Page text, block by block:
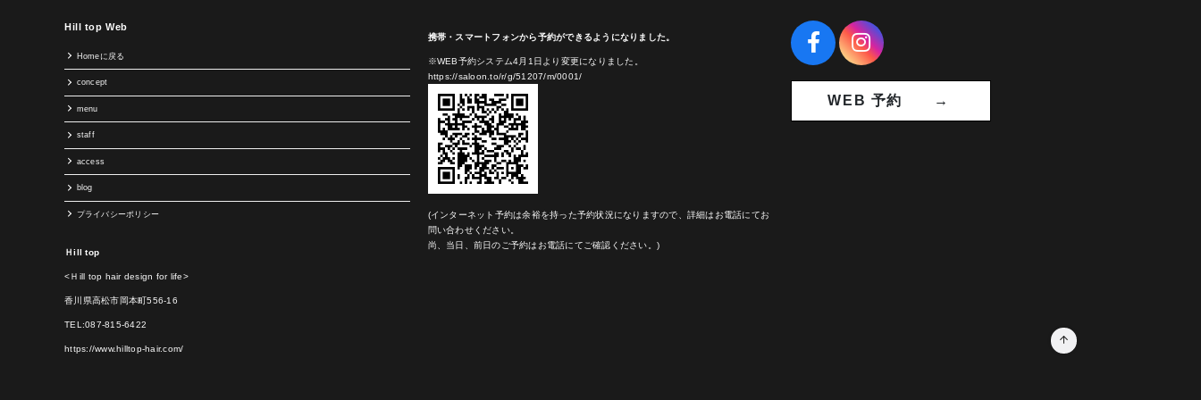
Hill top Web
Homeに戻る
concept
menu
staff
access
blog
プライバシーポリシー
Ｈill top
<Ｈill top hair design for life>
香川県高松市岡本町556-16
TEL:087-815-6422
https://www.hilltop-hair.com/
携帯・スマートフォンから予約ができるようになりました。
※WEB予約システム4月1日より変更になりました。
https://saloon.to/r/g/51207/m/0001/
(インターネット予約は余裕を持った予約状況になりますので、詳細はお電話にてお
問い合わせください。
尚、当日、前日のご予約はお電話にてご確認ください。)
WEB 予約 →